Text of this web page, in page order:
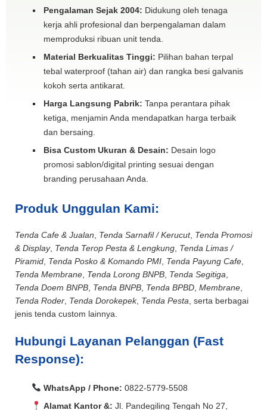
Pengalaman Sejak 2004: Didukung oleh tenaga
kerja ahli profesional dan berpengalaman dalam
memproduksi ribuan unit tenda.
Material Berkualitas Tinggi: Pilihan bahan terpal
tebal waterproof (tahan air) dan rangka besi galvanis
kokoh serta antikarat.
Harga Langsung Pabrik: Tanpa perantara pihak
ketiga, menjamin Anda mendapatkan harga terbaik
dan bersaing.
Bisa Custom Ukuran & Desain: Desain logo
promosi sablon/digital printing sesuai dengan
branding perusahaan Anda.
Produk Unggulan Kami:
Tenda Cafe & Jualan Tenda Sarnafil / Kerucut, Tenda Promosi
& Display, Tenda Terop Pesta & Lengkung Tenda Limas /
Piramid Tenda Posko & Komando PMI Tenda Payung Cafe
Tenda Membrane Tenda Lorong BNPB Tenda Segitiga
Tenda Doem BNPB Tenda BNPB Tenda BPBD Membrane
Tenda Roder Tenda Dorokepek, Tenda Pesta , serta berbagai
jenis tenda custom lainnya.
Hubungi Layanan Pelanggan (Fast
Response):
WhatsApp / Phone: 0822-5779-5508
Alamat Kantor &: Jl. Pandegiling Tengah No 27,